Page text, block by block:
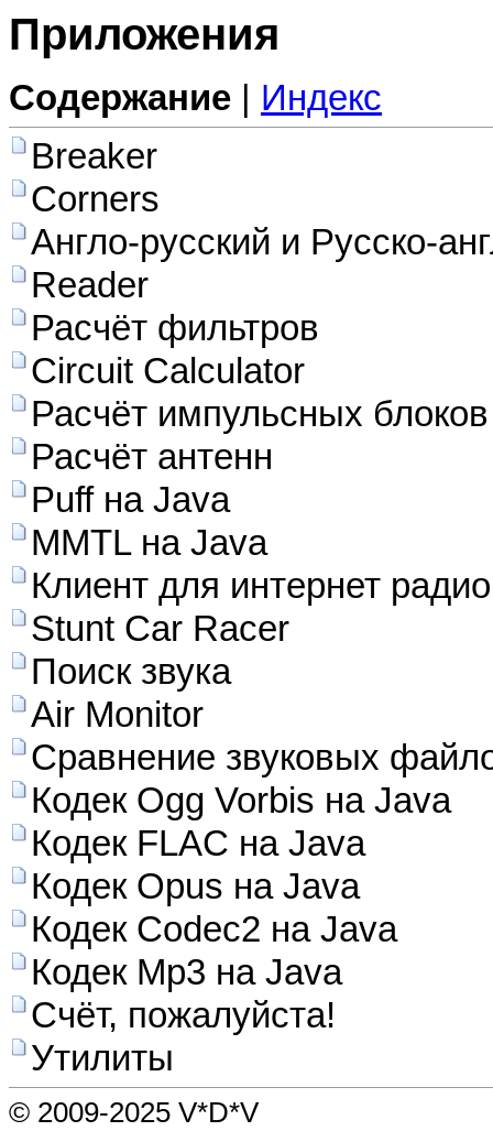
Приложения
Содержание
Индекс
Breaker
Corners
Англо-русский и Русско-
Reader
Расчёт фильтров
Circuit Calculator
Расчёт импульсных
Расчёт антенн
Puff на Java
MMTL на Java
Клиент для интернет радио
Stunt Car Racer
Поиск звука
Air Monitor
Сравнение звуковых
Кодек Ogg Vorbis на Java
Кодек FLAC на Java
Кодек Opus на Java
Кодек Codec2 на Java
Кодек Mp3 на Java
Счёт, пожалуйста!
Утилиты
© 2009-2025 V*D*V